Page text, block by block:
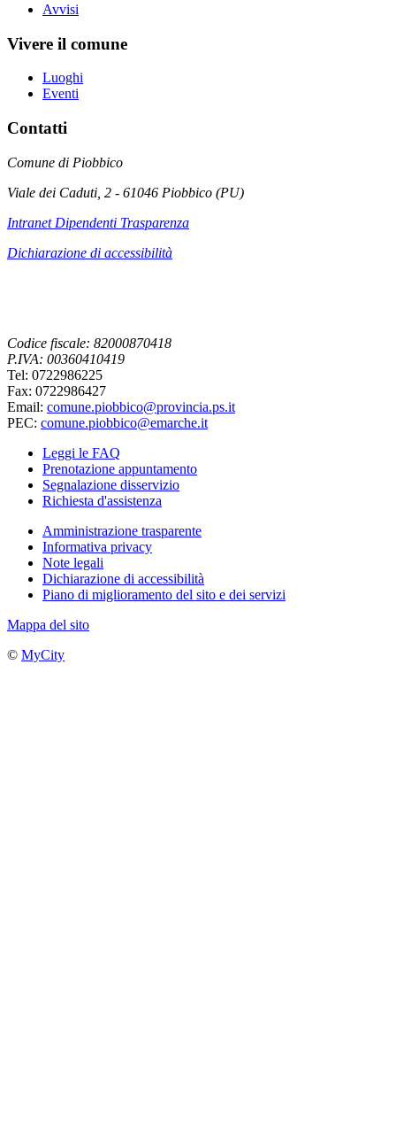
Avvisi
Vivere il comune
Luoghi
Eventi
Contatti
Comune di Piobbico
Viale dei Caduti, 2 - 61046 Piobbico (PU)
Intranet Dipendenti Trasparenza
Dichiarazione di accessibilità
Codice fiscale: 82000870418
P.IVA: 00360410419
Tel: 0722986225
Fax: 0722986427
Email: comune.piobbico@provincia.ps.it
PEC: comune.piobbico@emarche.it
Leggi le FAQ
Prenotazione appuntamento
Segnalazione disservizio
Richiesta d'assistenza
Amministrazione trasparente
Informativa privacy
Note legali
Dichiarazione di accessibilità
Piano di miglioramento del sito e dei servizi
Mappa del sito
© MyCity